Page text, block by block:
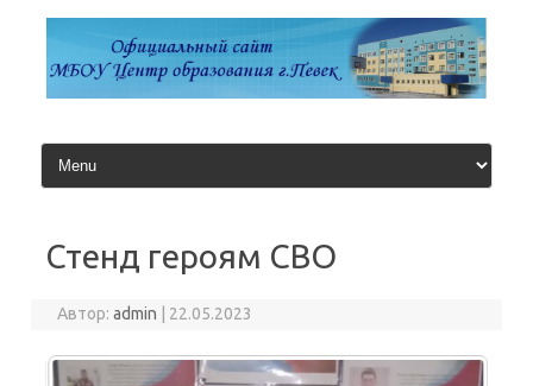
содержимому
Стенд героям СВО
Автор:admin 22.05.2023